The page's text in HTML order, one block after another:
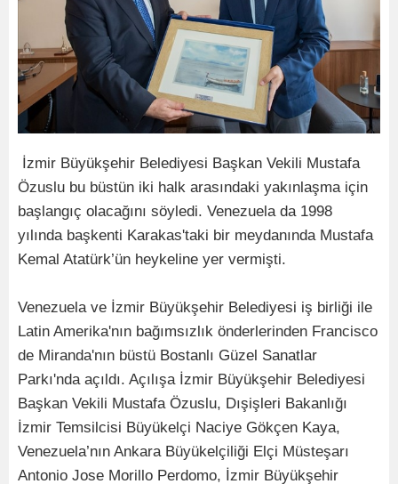
İzmir Büyükşehir Belediyesi Başkan Vekili Mustafa
Özuslu bu büstün iki halk arasındaki yakınlaşma için
başlangıç olacağını söyledi. Venezuela da 1998
yılında başkenti Karakas'taki bir meydanında Mustafa
Kemal Atatürk’ün heykeline yer vermişti.
Venezuela ve İzmir Büyükşehir Belediyesi iş birliği ile
Latin Amerika'nın bağımsızlık önderlerinden Francisco
de Miranda'nın büstü Bostanlı Güzel Sanatlar
Parkı'nda açıldı. Açılışa İzmir Büyükşehir Belediyesi
Başkan Vekili Mustafa Özuslu, Dışişleri Bakanlığı
İzmir Temsilcisi Büyükelçi Naciye Gökçen Kaya,
Venezuela’nın Ankara Büyükelçiliği Elçi Müsteşarı
Antonio Jose Morillo Perdomo, İzmir Büyükşehir